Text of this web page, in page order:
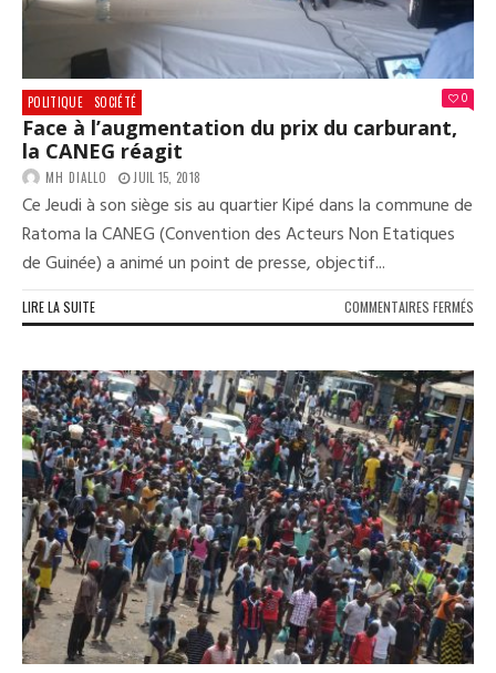
POLITIQUE SOCIÉTÉ 0
Face à l’augmentation du prix du carburant,
la CANEG réagit
MH DIALLO JUIL 15, 2018
Ce Jeudi à son siège sis au quartier Kipé dans la commune de
Ratoma la CANEG (Convention des Acteurs Non Etatiques
de Guinée) a animé un point de presse, objectif...
LIRE LA SUITE COMMENTAIRES FERMÉS
DU
DU
LA